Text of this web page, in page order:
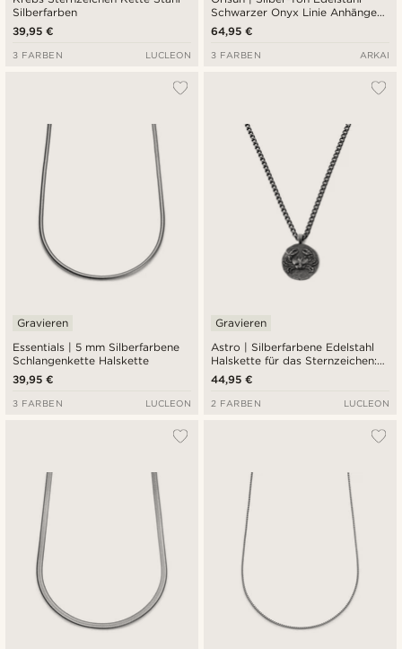
Silberfarben
39,95 €
3 FARBEN LUCLEON
Schwarzer Onyx Linie Anhänger
Halskette
64,95 €
3 FARBEN ARKAI
Essentials | 5 mm Silberfarbene
Schlangenkette Halskette
Gravieren
39,95 €
3 FARBEN LUCLEON
Astro | Silberfarbene Edelstahl
Halskette für das Sternzeichen:
Krebs
Gravieren
44,95 €
2 FARBEN LUCLEON